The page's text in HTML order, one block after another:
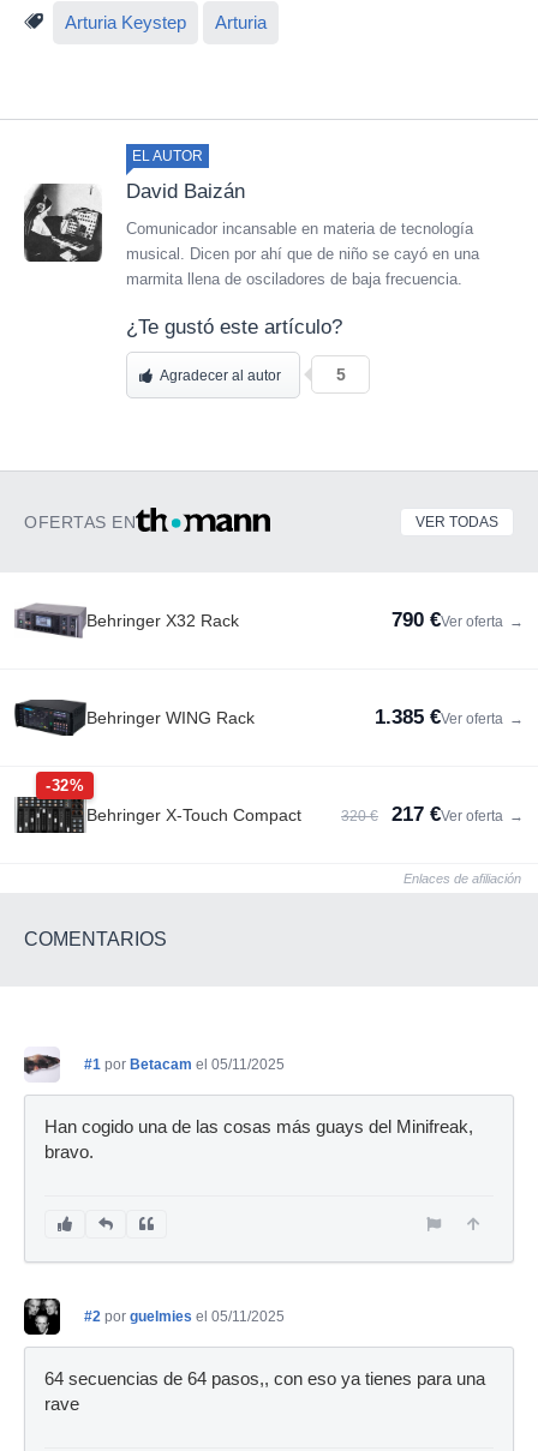
Arturia Keystep Arturia
EL AUTOR
David Baizán
Comunicador incansable en materia de tecnología
musical. Dicen por ahí que de niño se cayó en una
marmita llena de osciladores de baja frecuencia.
¿Te gustó este artículo?
Agradecer al autor 5
OFERTAS EN VER TODAS
Behringer X32 Rack 790 €Ver oferta →
Behringer WING Rack 1.385 €Ver oferta →
-32%
Behringer X-Touch Compact 320 € 217 €Ver oferta →
Enlaces de afiliación
COMENTARIOS
#1 por Betacam el 05/11/2025
Han cogido una de las cosas más guays del Minifreak,
bravo.
#2 por guelmies el 05/11/2025
64 secuencias de 64 pasos,, con eso ya tienes para una
rave